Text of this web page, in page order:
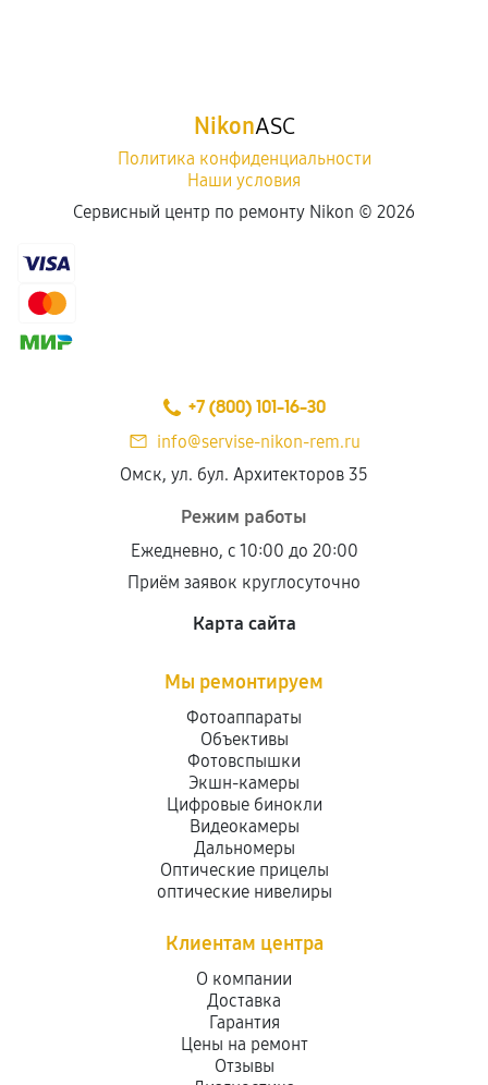
NikonASC
Политика конфиденциальности
Наши условия
Сервисный центр по ремонту Nikon © 2026
+7 (800) 101-16-30
info@servise-nikon-rem.ru
Омск, ул. бул. Архитекторов 35
Режим работы
Ежедневно, с 10:00 до 20:00
Приём заявок круглосуточно
Карта сайта
Мы ремонтируем
Фотоаппараты
Объективы
Фотовспышки
Экшн-камеры
Цифровые бинокли
Видеокамеры
Дальномеры
Оптические прицелы
оптические нивелиры
Клиентам центра
О компании
Доставка
Гарантия
Цены на ремонт
Отзывы